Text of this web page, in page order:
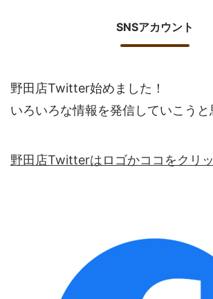
SNSアカウント
野田店Twitter始めました！
いろいろな情報を発信していこうと
野田店Twitterはロゴかココをクリッ